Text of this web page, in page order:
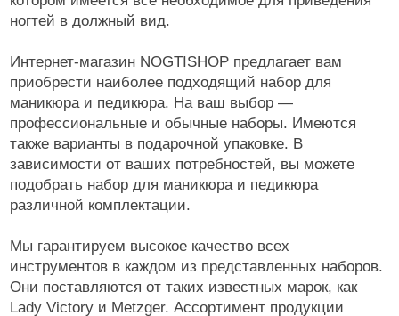
ногтей в должный вид.
Интернет-магазин NOGTISHOP предлагает вам
приобрести наиболее подходящий набор для
маникюра и педикюра. На ваш выбор —
профессиональные и обычные наборы. Имеются
также варианты в подарочной упаковке. В
зависимости от ваших потребностей, вы можете
подобрать набор для маникюра и педикюра
различной комплектации.
Мы гарантируем высокое качество всех
инструментов в каждом из представленных наборов.
Они поставляются от таких известных марок, как
Lady Victory и Metzger. Ассортимент продукции